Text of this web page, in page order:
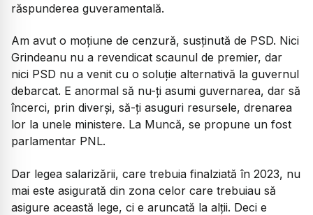
răspunderea guveramentală.
Am avut o moțiune de cenzură, susținută de PSD. Nici
Grindeanu nu a revendicat scaunul de premier, dar
nici PSD nu a venit cu o soluție alternativă la guvernul
debarcat. E anormal să nu-ți asumi guvernarea, dar să
încerci, prin diverși, să-ți asuguri resursele, drenarea
lor la unele ministere. La Muncă, se propune un fost
parlamentar PNL.
Dar legea salarizării, care trebuia finalziată în 2023, nu
mai este asigurată din zona celor care trebuiau să
asigure această lege, ci e aruncată la alții. Deci e